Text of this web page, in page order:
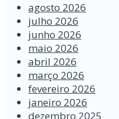
agosto 2026
julho 2026
junho 2026
maio 2026
abril 2026
março 2026
fevereiro 2026
janeiro 2026
dezembro 2025